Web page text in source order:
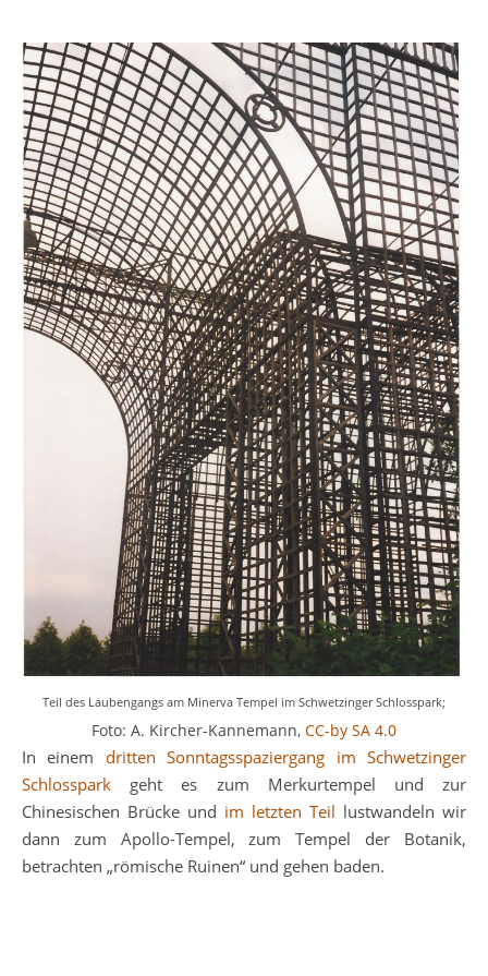
Teil des Laubengangs am Minerva Tempel im Schwetzinger Schlosspark;
Foto: A. Kircher-Kannemann, CC-by SA 4.0
In einem dritten Sonntagsspaziergang im Schwetzinger
Schlosspark geht es zum Merkurtempel und zur
Chinesischen Brücke und im letzten Teil lustwandeln wir
dann zum Apollo-Tempel, zum Tempel der Botanik,
betrachten „römische Ruinen“ und gehen baden.